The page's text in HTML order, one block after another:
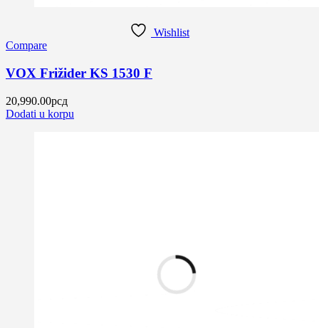
Wishlist
Compare
VOX Frižider KS 1530 F
20,990.00рсд
Dodati u korpu